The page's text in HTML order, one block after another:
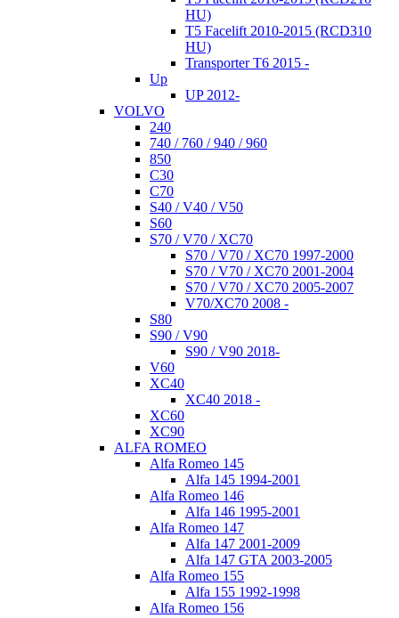
HU)
T5 Facelift 2010-2015 (RCD310
HU)
Transporter T6 2015 -
Up
UP 2012-
VOLVO
240
740 / 760 / 940 / 960
850
C30
C70
S40 / V40 / V50
S60
S70 / V70 / XC70
S70 / V70 / XC70 1997-2000
S70 / V70 / XC70 2001-2004
S70 / V70 / XC70 2005-2007
V70/XC70 2008 -
S80
S90 / V90
S90 / V90 2018-
V60
XC40
XC40 2018 -
XC60
XC90
ALFA ROMEO
Alfa Romeo 145
Alfa 145 1994-2001
Alfa Romeo 146
Alfa 146 1995-2001
Alfa Romeo 147
Alfa 147 2001-2009
Alfa 147 GTA 2003-2005
Alfa Romeo 155
Alfa 155 1992-1998
Alfa Romeo 156